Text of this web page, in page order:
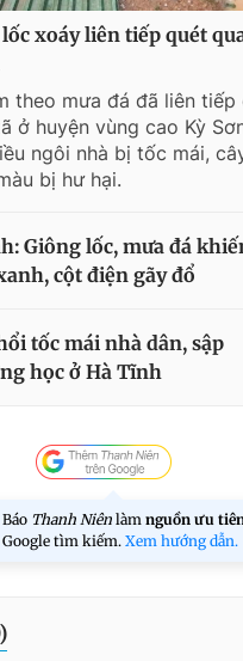
xoáy liên tiếp quét
theo mưa đá đã liên tiếp
ở huyện vùng cao Kỳ
ngôi nhà bị tốc mái,
bị hư hại.
Giông lốc, mưa đá
cột điện gãy đổ
tốc mái nhà dân, sập
học ở Hà Tĩnh
Thanh Niên làm nguồn ưu
tìm kiếm.Xem hướng dẫn.
)